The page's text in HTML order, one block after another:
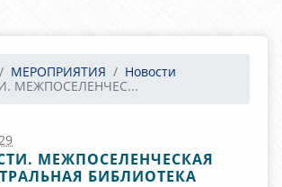
МЕРОПРИЯТИЯ
Новости
МЕЖПОСЕЛЕНЧЕС...
МЕЖПОСЕЛЕНЧЕСКАЯ
БИБЛИОТЕКА